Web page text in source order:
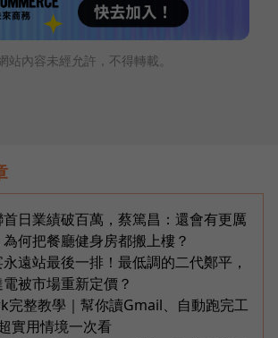
站內容未經允許，不得轉載。
日業績破百萬，蔡篤昌：還會有更厲
何把餐廳健身房都搬上樓？
遠站最後一排！最低調的二代鄭平，
被市場重新定價？
完整教學｜幫你讀Gmail、自動跑完工
實用情境一次看